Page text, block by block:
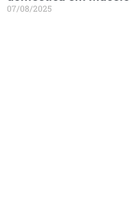
07/08/2025